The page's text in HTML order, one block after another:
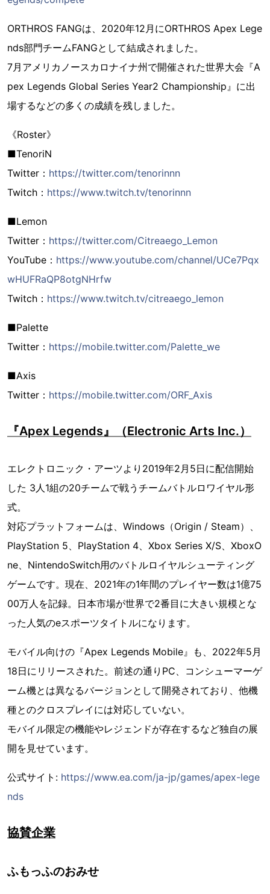
ORTHROS FANGは、2020年12月にORTHROS Apex Lege
nds部門チームFANGとして結成されました。
7月アメリカノースカロナイナ州で開催された世界大会『A
pex Legends Global Series Year2 Championship』に出
場するなどの多くの成績を残しました。
《Roster》
■TenoriN
Twitter： https://twitter.com/tenorinnn
Twitch： https://www.twitch.tv/tenorinnn
■Lemon
Twitter： https://twitter.com/Citreaego_Lemon
YouTube： https://www.youtube.com/channel/UCe7Pqx
wHUFRaQP8otgNHrfw
Twitch： https://www.twitch.tv/citreaego_lemon
■Palette
Twitter： https://mobile.twitter.com/Palette_we
■Axis
Twitter： https://mobile.twitter.com/ORF_Axis
『Apex Legends』（Electronic Arts Inc.）
エレクトロニック・アーツより2019年2月5日に配信開始
した 3人1組の20チームで戦うチームバトルロワイヤル形
式。
対応プラットフォームは、Windows（Origin / Steam）、
PlayStation 5、PlayStation 4、Xbox Series X/S、XboxO
ne、NintendoSwitch用のバトルロイヤルシューティング
ゲームです。現在、2021年の1年間のプレイヤー数は1億75
00万人を記録。日本市場が世界で2番目に大きい規模とな
った人気のeスポーツタイトルになります。
モバイル向けの『Apex Legends Mobile』も、2022年5月
18日にリリースされた。前述の通りPC、コンシューマーゲ
ーム機とは異なるバージョンとして開発されており、他機
種とのクロスプレイには対応していない。
モバイル限定の機能やレジェンドが存在するなど独自の展
開を見せています。
公式サイト: https://www.ea.com/ja-jp/games/apex-lege
nds
協賛企業
ふもっふのおみせ